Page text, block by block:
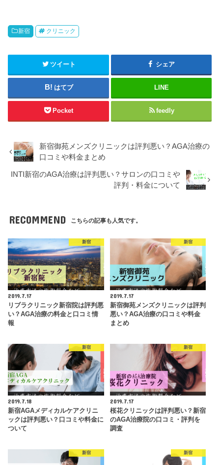
新宿 クリニック
ツイート シェア
はてブ LINE
Pocket feedly
新宿御苑メンズクリニックは評判悪い？AGA治療の
口コミや料金まとめ
INTI新宿のAGA治療は評判悪い？サロンの口コミや
評判・料金について
RECOMMEND こちらの記事も人気です。
新宿
2019.7.17
リブラクリニック新宿院は評判悪
い？AGA治療の料金と口コミ情
報
新宿
2019.7.17
新宿御苑メンズクリニックは評判
悪い？AGA治療の口コミや料金
まとめ
新宿
2019.7.18
新宿AGAメディカルケアクリニ
ックは評判悪い？口コミや料金に
ついて
新宿
2019.7.17
桜花クリニックは評判悪い？新宿
のAGA治療院の口コミ・評判を
調査
新宿 新宿